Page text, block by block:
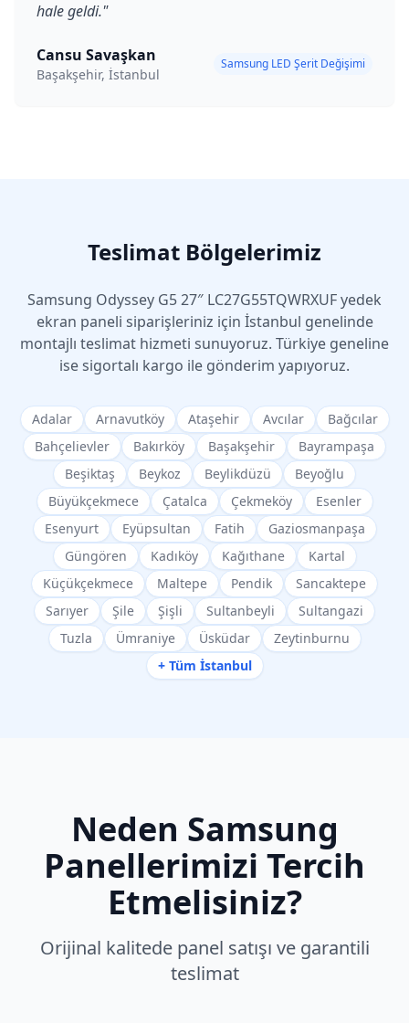
hale geldi."
Cansu Savaşkan
Başakşehir, İstanbul
Samsung LED Şerit Değişimi
Teslimat Bölgelerimiz
Samsung Odyssey G5 27″ LC27G55TQWRXUFyedek
ekran paneli siparişleriniz için İstanbul genelinde
montajlı teslimat hizmeti sunuyoruz. Türkiye geneline
ise sigortalı kargo ile gönderim yapıyoruz.
Adalar Arnavutköy Ataşehir Avcılar
Bağcılar
Bahçelievler
Bakırköy Başakşehir
Bayrampaşa
Beşiktaş
Beykoz Beylikdüzü
Beyoğlu
Büyükçekmece
Çatalca Çekmeköy
Esenler
Esenyurt
Eyüpsultan Fatih
Gaziosmanpaşa
Güngören
Kadıköy Kağıthane
Kartal
Küçükçekmece
Maltepe Pendik
Sancaktepe
Sarıyer
Şile Şişli Sultanbeyli
Sultangazi
Tuzla
Ümraniye Üsküdar
Zeytinburnu
+ Tüm İstanbul
Neden Samsung
Panellerimizi Tercih
Etmelisiniz?
Orijinal kalitede panel satışı ve garantili
teslimat